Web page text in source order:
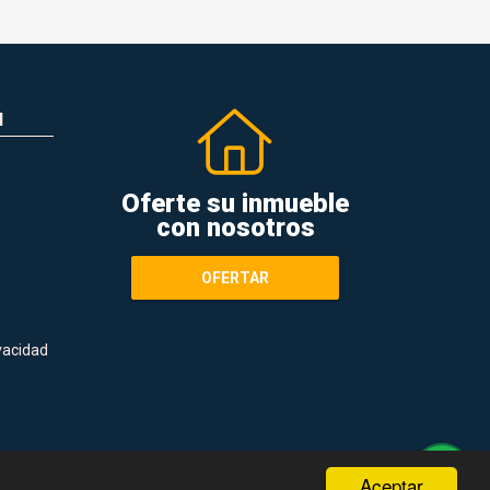
Oferte su inmueble
con nosotros
OFERTAR
Términos de servicio y privacidad